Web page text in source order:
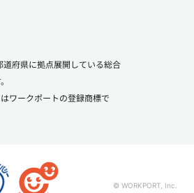
府県に拠点展開している総合
ワークポートの登録商標で
© WORKPORT, Inc.